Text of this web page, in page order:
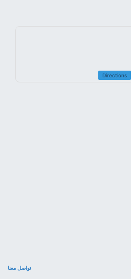
Directions
تواصل معنا